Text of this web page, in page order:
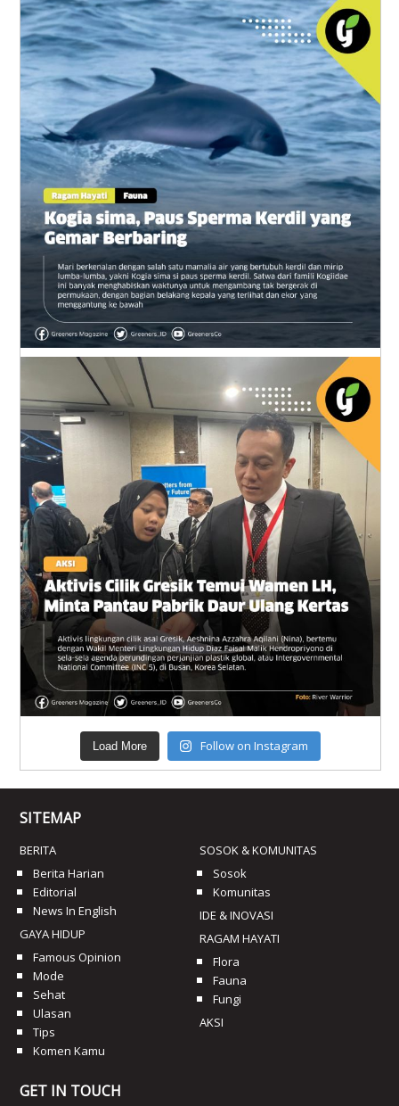
Load More Follow on Instagram
SITEMAP
BERITA
Berita Harian
Editorial
News In English
GAYA HIDUP
Famous Opinion
Mode
Sehat
Ulasan
Tips
Komen Kamu
SOSOK & KOMUNITAS
Sosok
Komunitas
IDE & INOVASI
RAGAM HAYATI
Flora
Fauna
Fungi
AKSI
GET IN TOUCH